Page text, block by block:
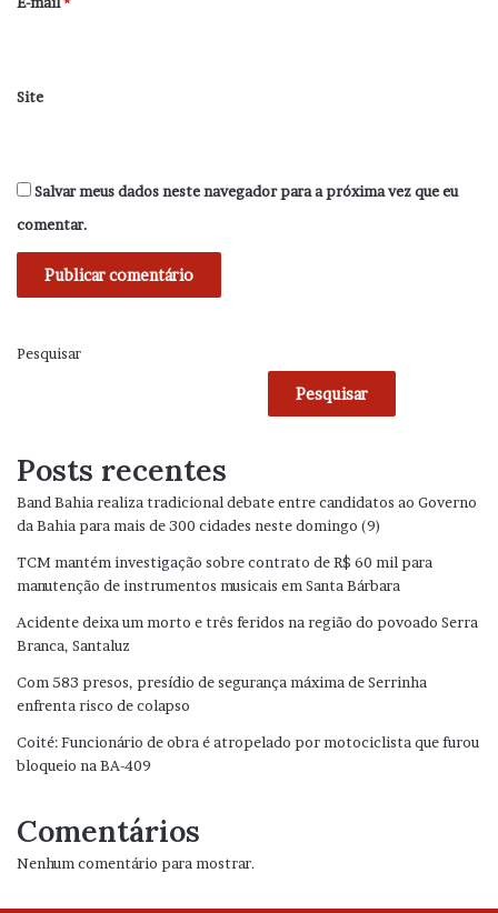
Site
Salvar meus dados neste navegador para a próxima vez que eu
comentar.
Pesquisar
Pesquisar
Posts recentes
Band Bahia realiza tradicional debate entre candidatos ao Governo
da Bahia para mais de 300 cidades neste domingo (9)
TCM mantém investigação sobre contrato de R$ 60 mil para
manutenção de instrumentos musicais em Santa Bárbara
Acidente deixa um morto e três feridos na região do povoado Serra
Branca, Santaluz
Com 583 presos, presídio de segurança máxima de Serrinha
enfrenta risco de colapso
Coité: Funcionário de obra é atropelado por motociclista que furou
bloqueio na BA-409
Comentários
Nenhum comentário para mostrar.